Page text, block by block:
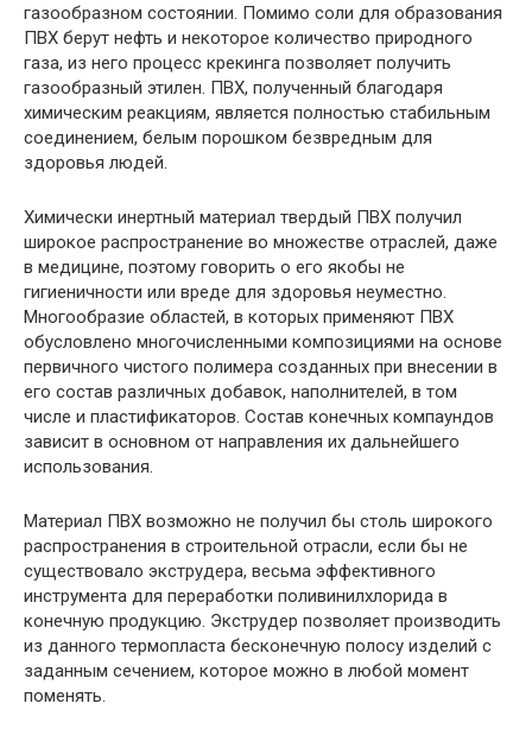
газообразном состоянии. Помимо соли для образования
ПВХ берут нефть и некоторое количество природного
газа, из него процесс крекинга позволяет получить
газообразный этилен. ПВХ, полученный благодаря
химическим реакциям, является полностью стабильным
соединением, белым порошком безвредным для
здоровья людей.
Химически инертный материал твердый ПВХ получил
широкое распространение во множестве отраслей, даже
в медицине, поэтому говорить о его якобы не
гигиеничности или вреде для здоровья неуместно.
Многообразие областей, в которых применяют ПВХ
обусловлено многочисленными композициями на основе
первичного чистого полимера созданных при внесении в
его состав различных добавок, наполнителей, в том
числе и пластификаторов. Состав конечных компаундов
зависит в основном от направления их дальнейшего
использования.
Материал ПВХ возможно не получил бы столь широкого
распространения в строительной отрасли, если бы не
существовало экструдера, весьма эффективного
инструмента для переработки поливинилхлорида в
конечную продукцию. Экструдер позволяет производить
из данного термопласта бесконечную полосу изделий с
заданным сечением, которое можно в любой момент
поменять.